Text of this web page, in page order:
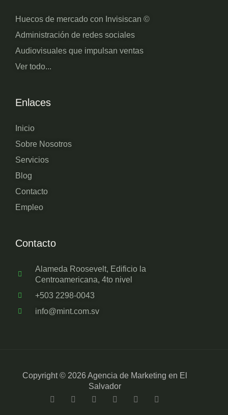
Contacto
Alameda Roosevelt, Edificio la
Centroamericana, 4to nivel
+503 2298-0043
info@mint.com.sv
Enlaces
Inicio
Sobre Nosotros
Servicios
Blog
Contacto
Empleo
Huecos de mercado con Invisiscan ©
Administración de redes sociales
Audiovisuales que impulsan ventas
Ver todo...
Copyright © 2026 Agencia de Marketing en El
Salvador
F
a
T
w
L
i
Y
o
I
n
T
i